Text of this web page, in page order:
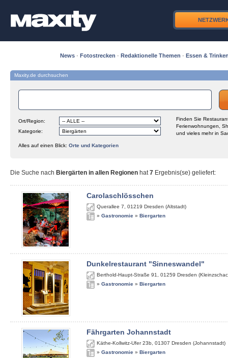
News · Fotostrecken · Redaktionelle Themen · Essen &
Maxity.de durchsuchen
Ort/Region:
Kategorie:
Finden Sie
Ferienwohnungen,
und vieles mehr in
Alles auf einen Blick: Orte und Kategorien
Die Suche nach Biergärten in allen Regionen hat7 Ergebnis(se) geliefert:
Carolaschlösschen
Querallee 7 01219 Dresden (Altstadt)
» Gastronomie » Biergarten
Dunkelrestaurant "Sinneswandel"
Berthold-Haupt-Straße 91 01259 Dresden
» Gastronomie » Biergarten
Fährgarten Johannstadt
Käthe-Kollwitz-Ufer 23b 01307 Dresden (Johannstadt)
» Gastronomie » Biergarten